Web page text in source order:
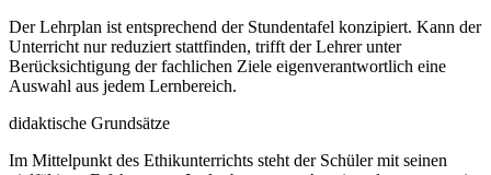
Der Lehrplan ist entsprechend der Stundentafel konzipiert. Kann der
Unterricht nur reduziert stattfinden, trifft der Lehrer unter
Berücksichtigung der fachlichen Ziele eigenverantwortlich eine
Auswahl aus jedem Lernbereich.
didaktische Grundsätze
Im Mittelpunkt des Ethikunterrichts steht der Schüler mit seinen